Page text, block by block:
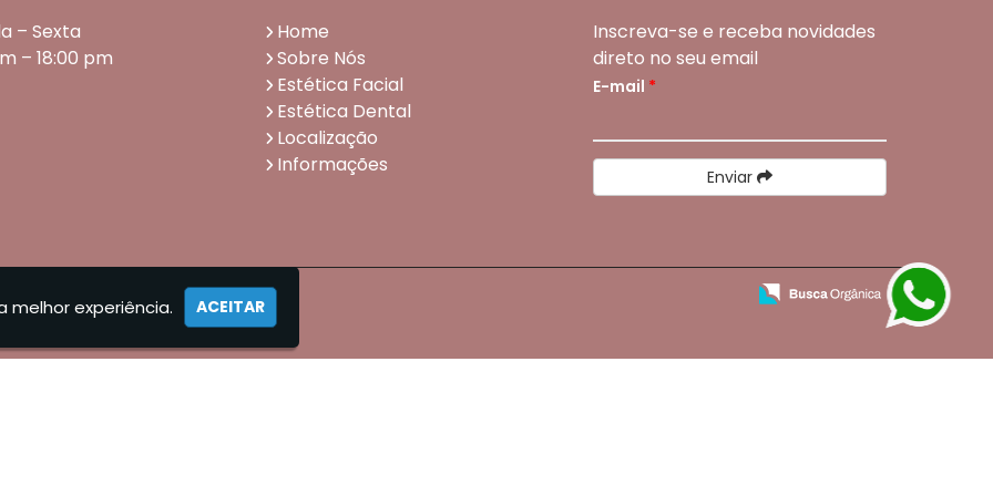
– Sexta
– 18:00 pm
Home
Sobre Nós
Estética Facial
Estética Dental
Localização
Informações
Inscreva-se e receba novidades
direto no seu email
E-mail *
Enviar
melhor experiência. ACEITAR